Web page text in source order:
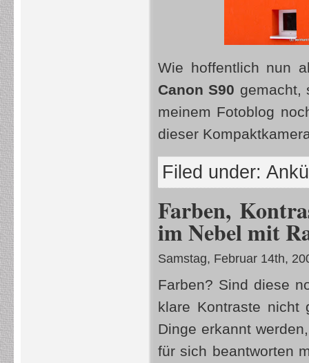
Wie hoffentlich nun
Canon S90 gemacht,
meinem Fotoblog
dieser
Filed under:
Farben,
im Nebel mit
Samstag, Februar 14th,
Farben? Sind diese
klare Kontraste nicht
Dinge erkannt
für sich beantworten